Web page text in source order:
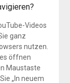
Videos
ganz
nutzen.
öffnen
Maustaste
„In neuem